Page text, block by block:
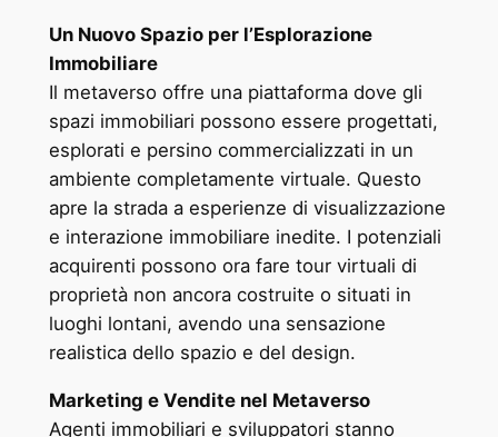
Un Nuovo Spazio per l’Esplorazione
Immobiliare
Il metaverso offre una piattaforma dove gli
spazi immobiliari possono essere progettati,
esplorati e persino commercializzati in un
ambiente completamente virtuale. Questo
apre la strada a esperienze di visualizzazione
e interazione immobiliare inedite. I potenziali
acquirenti possono ora fare tour virtuali di
proprietà non ancora costruite o situati in
luoghi lontani, avendo una sensazione
realistica dello spazio e del design.
Marketing e Vendite nel Metaverso
Agenti immobiliari e sviluppatori stanno